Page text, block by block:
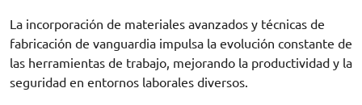
La incorporación de materiales avanzados y técnicas de
fabricación de vanguardia impulsa la evolución constante de
las herramientas de trabajo, mejorando la productividad y la
seguridad en entornos laborales diversos.